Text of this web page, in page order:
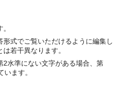
形式でご覧いただけるように編集し
若干異なります。
2水準にない文字がある場合、第
います。